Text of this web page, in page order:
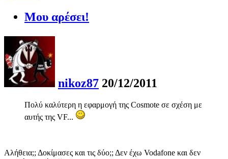
Μου αρέσει!
nikoz87 20/12/2011
Πολύ καλύτερη η εφαρμογή της Cosmote σε σχέση με
αυτής της VF...
Αλήθεια;; Δοκίμασες και τις δύο;; Δεν έχω Vodafone και δεν